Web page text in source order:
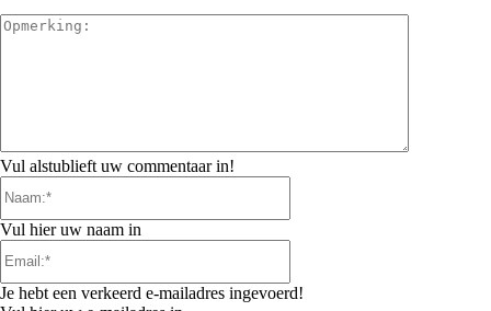
Vul alstublieft uw commentaar in!
Vul hier uw naam in
Je hebt een verkeerd e-mailadres ingevoerd!